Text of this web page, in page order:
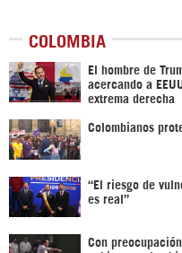
COLOMBIA
El hombre de
acercando a
extrema derecha
Colombianos
“El riesgo de
es real”
Con